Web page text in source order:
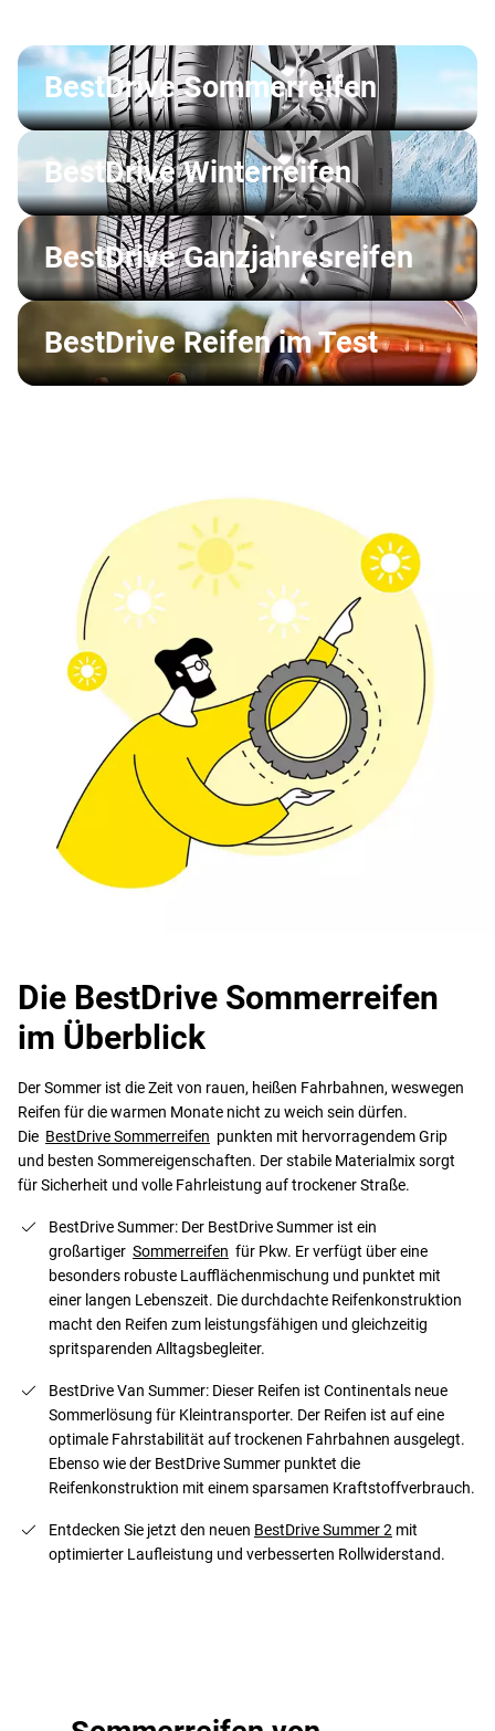
BestDrive Sommerreifen
BestDrive Winterreifen
BestDrive Ganzjahresreifen
BestDrive Reifen im Test
Die BestDrive Sommerreifen
im Überblick
Der Sommer ist die Zeit von rauen, heißen Fahrbahnen, weswegen
Reifen für die warmen Monate nicht zu weich sein dürfen.
Die BestDrive Sommerreifen punkten mit hervorragendem Grip
und besten Sommereigenschaften. Der stabile Materialmix sorgt
für Sicherheit und volle Fahrleistung auf trockener Straße.
BestDrive Summer: Der BestDrive Summer ist ein
großartiger Sommerreifen für Pkw. Er verfügt über eine
besonders robuste Laufflächenmischung und punktet mit
einer langen Lebenszeit. Die durchdachte Reifenkonstruktion
macht den Reifen zum leistungsfähigen und gleichzeitig
spritsparenden Alltagsbegleiter.
BestDrive Van Summer: Dieser Reifen ist Continentals neue
Sommerlösung für Kleintransporter. Der Reifen ist auf eine
optimale Fahrstabilität auf trockenen Fahrbahnen ausgelegt.
Ebenso wie der BestDrive Summer punktet die
Reifenkonstruktion mit einem sparsamen Kraftstoffverbrauch.
Entdecken Sie jetzt den neuen BestDrive Summer 2 mit
optimierter Laufleistung und verbesserten Rollwiderstand.